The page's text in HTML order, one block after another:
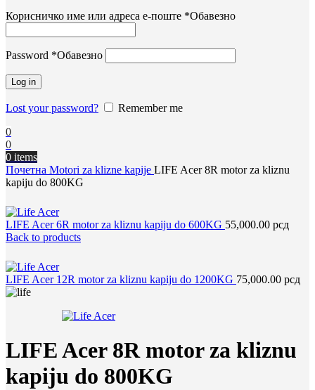
Корисничко име или адреса е-поште *Обавезно
Password *Обавезно
Log in
Lost your password?
Remember me
0
0
0 items
Почетна Motori za klizne kapije LIFE Acer 8R motor za kliznu
kapiju do 800KG
LIFE Acer 6R motor za kliznu kapiju do 600KG 55,000.00 рсд
Back to products
LIFE Acer 12R motor za kliznu kapiju do 1200KG 75,000.00 рсд
LIFE Acer 8R motor za kliznu
kapiju do 800KG